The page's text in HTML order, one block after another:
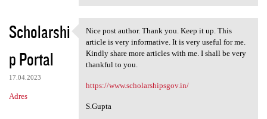
Scholarshi
p Portal
17.04.2023
Adres
Nice post author. Thank you.
Nice post author. Thank you. Keep it up. This
article is very informative. It is very useful for me.
Kindly share more articles with me. I shall be very
thankful to you.
https://www.scholarshipsgov.in/
S.Gupta